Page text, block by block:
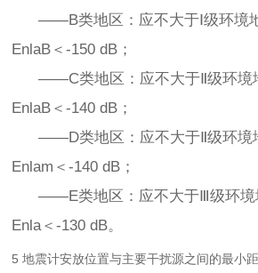
——B类地区：应不大于Ⅰ级环境
EnlaB＜-150 dB；
——C类地区：应不大于Ⅱ级环境
EnlaB＜-140 dB；
——D类地区：应不大于Ⅱ级环境
Enlam＜-140 dB；
——E类地区：应不大于Ⅲ级环境
Enla＜-130 dB。
5 地震计安放位置与主要干扰源之间的最小